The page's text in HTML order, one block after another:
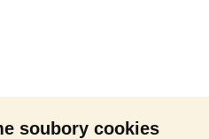
soubory cookies